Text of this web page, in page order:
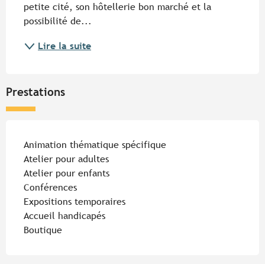
petite cité, son hôtellerie bon marché et la
possibilité de...
Lire la suite
Prestations
Animation thématique spécifique
Atelier pour adultes
Atelier pour enfants
Conférences
Expositions temporaires
Accueil handicapés
Boutique